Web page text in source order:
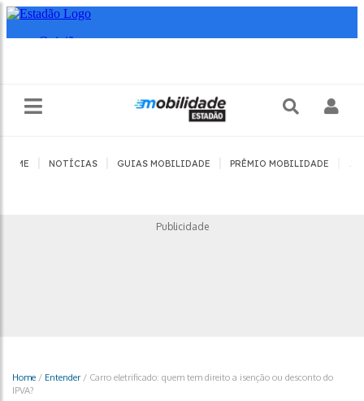
HOME NOTÍCIAS GUIAS MOBILIDADE PRÊMIO MOBILIDADE
Publicidade
Home / Entender/ Carro eletrificado: quem tem direito a isenção ou desconto do
IPVA?